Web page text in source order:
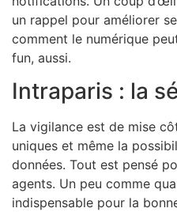
un rappel pour améliorer
comment le numérique
fun, aussi.
Intraparis : la
La vigilance est de mise
uniques et même la
données. Tout est pensé
agents. Un peu comme
indispensable pour la